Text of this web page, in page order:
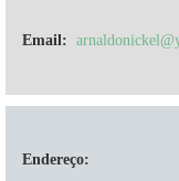
Email:
Endereço: